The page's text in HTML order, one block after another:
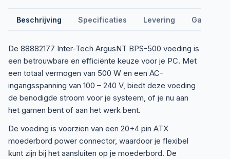
Beschrijving Specificaties Levering Garantie
De 88882177 Inter-Tech ArgusNT BPS-500 voeding is
een betrouwbare en efficiënte keuze voor je PC. Met
een totaal vermogen van 500 W en een AC-
ingangsspanning van 100 – 240 V, biedt deze voeding
de benodigde stroom voor je systeem, of je nu aan
het gamen bent of aan het werk bent.
De voeding is voorzien van een 20+4 pin ATX
moederbord power connector, waardoor je flexibel
kunt zijn bij het aansluiten op je moederbord. De